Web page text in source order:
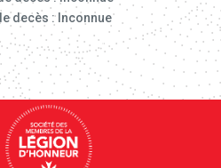
decès : Inconnue